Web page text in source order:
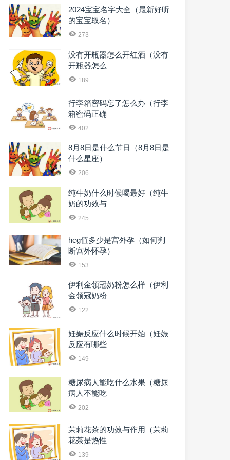
2024宝宝名字大全（最新好听
的宝宝取名）
273
没有开瓶器怎么开红酒（没有
开瓶器怎么
189
行李箱密码忘了怎么办（行李
箱密码正确
402
8月8日是什么节日（8月8日是
什么星座）
206
纯牛奶什么时候喝最好（纯牛
奶的功效与
245
hcg值多少是宫外孕（如何判
断宫外怀孕）
153
伊利金领冠奶粉怎么样（伊利
金领冠奶粉
122
妊娠反应什么时候开始（妊娠
反应有哪些
149
糖尿病人能吃什么水果（糖尿
病人不能吃
202
茉莉花茶的功效与作用（茉莉
花茶是热性
139